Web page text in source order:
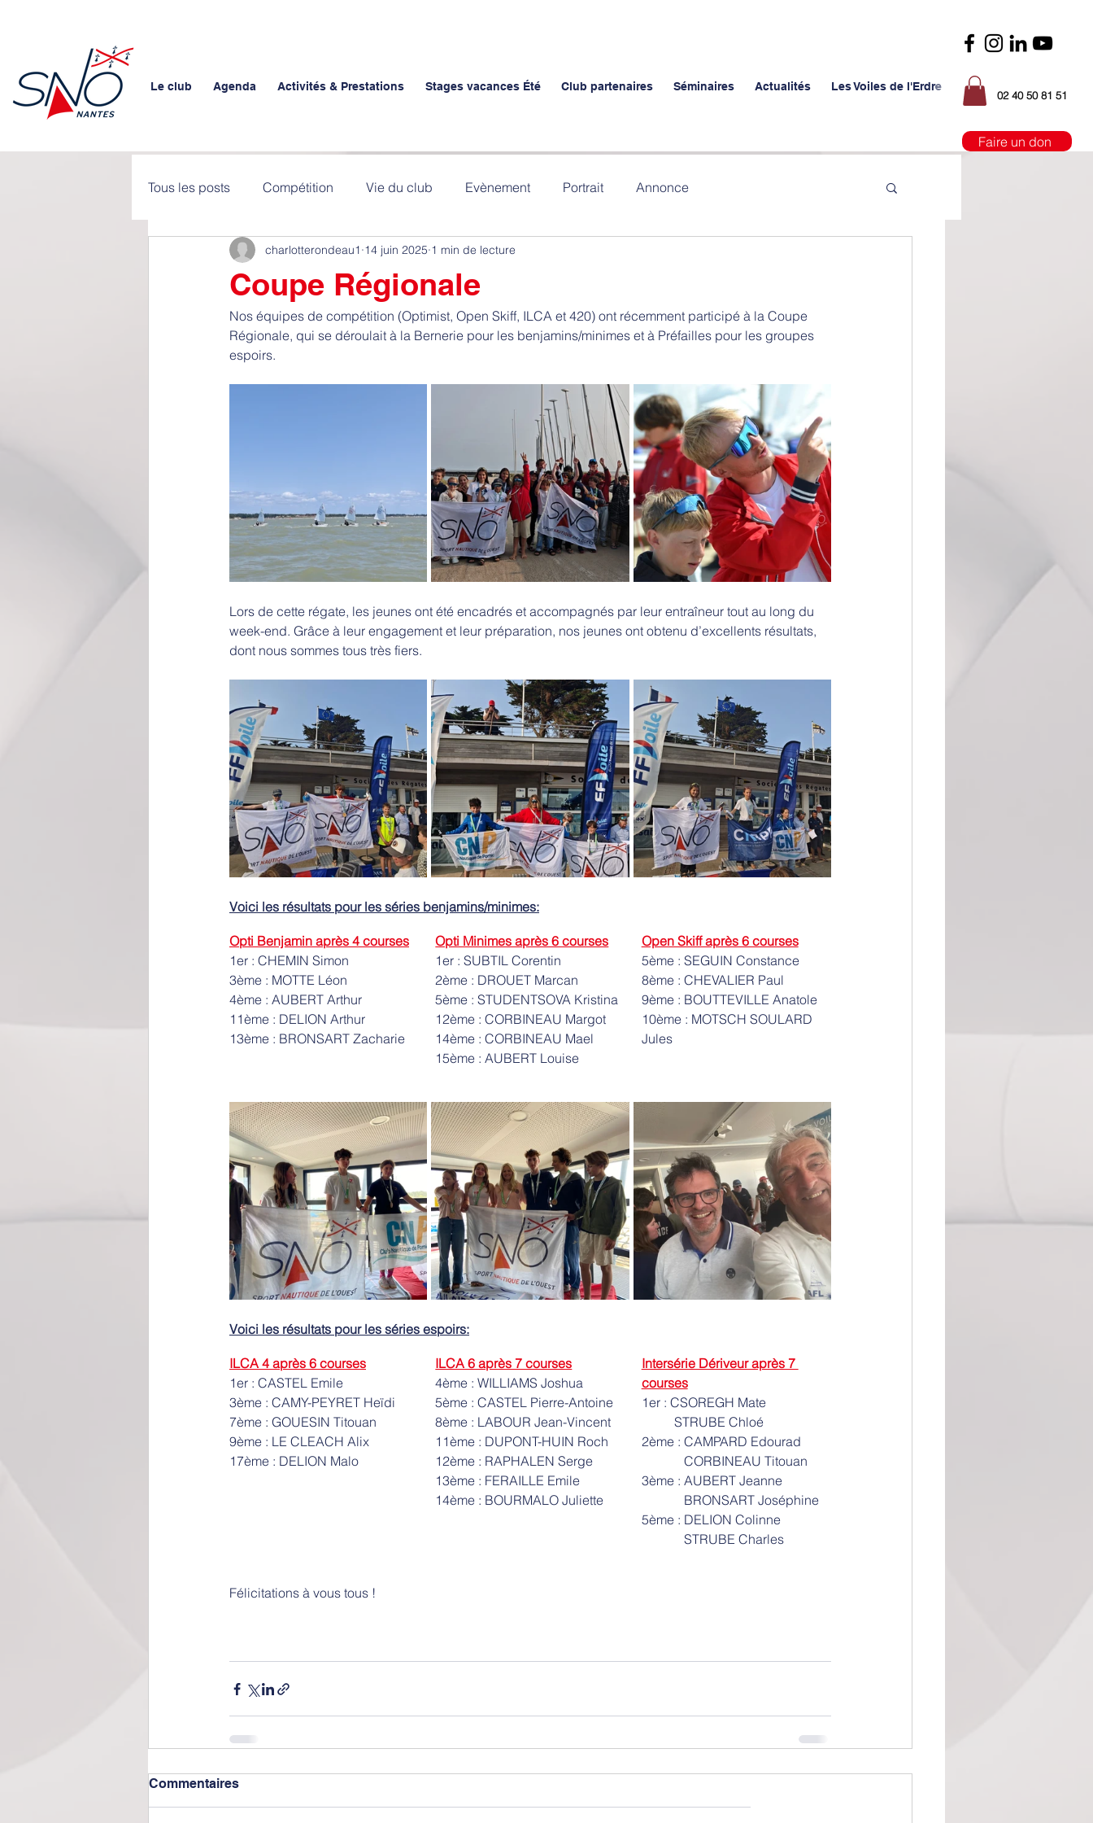
Le club Agenda Activités & Prestations Stages vacances Été Club partenaires Séminaires Actualités Les Voiles de l'Erdre
02 40 50 81 51
Faire un don
Tous les posts Compétition Vie du club Evènement Portrait Annonce
Coupe Régionale
charlotterondeau1 14 juin 2025 1 min de lecture
Nos équipes de compétition (Optimist, Open Skiff, ILCA et 420) ont récemment participé à la Coupe
Régionale, qui se déroulait à la Bernerie pour les benjamins/minimes et à Préfailles pour les groupes
espoirs.
Lors de cette régate, les jeunes ont été encadrés et accompagnés par leur entraîneur tout au long du
week-end. Grâce à leur engagement et leur préparation, nos jeunes ont obtenu d’excellents résultats,
dont nous sommes tous très fiers.
Voici les résultats pour les séries benjamins/minimes:
Opti Benjamin après 4 courses
1er : CHEMIN Simon
3ème : MOTTE Léon
4ème : AUBERT Arthur
11ème : DELION Arthur
13ème : BRONSART Zacharie
Opti Minimes après 6 courses
1er : SUBTIL Corentin
2ème : DROUET Marcan
5ème : STUDENTSOVA Kristina
12ème : CORBINEAU Margot
14ème : CORBINEAU Mael
15ème : AUBERT Louise
Open Skiff après 6 courses
5ème : SEGUIN Constance
8ème : CHEVALIER Paul
9ème : BOUTTEVILLE Anatole
10ème : MOTSCH SOULARD
Jules
Voici les résultats pour les séries espoirs:
ILCA 4 après 6 courses
1er : CASTEL Emile
3ème : CAMY-PEYRET Heïdi
7ème : GOUESIN Titouan
9ème : LE CLEACH Alix
17ème : DELION Malo
ILCA 6 après 7 courses
4ème : WILLIAMS Joshua
5ème : CASTEL Pierre-Antoine
8ème : LABOUR Jean-Vincent
11ème : DUPONT-HUIN Roch
12ème : RAPHALEN Serge
13ème : FERAILLE Emile
14ème : BOURMALO Juliette
Intersérie Dériveur après 7
courses
1er : CSOREGH Mate
	STRUBE Chloé
2ème : CAMPARD Edourad
	   CORBINEAU Titouan
3ème : AUBERT Jeanne
	   BRONSART Joséphine
5ème : DELION Colinne
	   STRUBE Charles
Félicitations à vous tous !
Commentaires